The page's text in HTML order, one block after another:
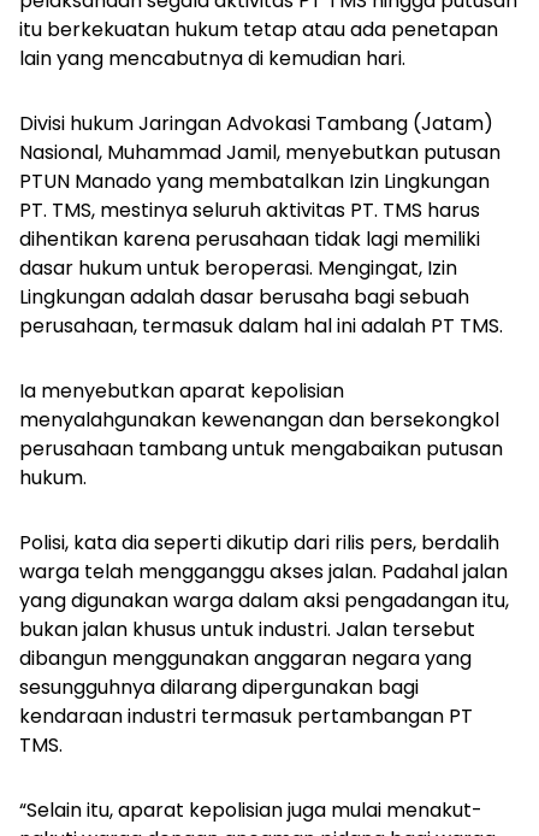
itu berkekuatan hukum tetap atau ada penetapan
lain yang mencabutnya di kemudian hari.
Divisi hukum Jaringan Advokasi Tambang (Jatam)
Nasional, Muhammad Jamil, menyebutkan putusan
PTUN Manado yang membatalkan Izin Lingkungan
PT. TMS, mestinya seluruh aktivitas PT. TMS harus
dihentikan karena perusahaan tidak lagi memiliki
dasar hukum untuk beroperasi. Mengingat, Izin
Lingkungan adalah dasar berusaha bagi sebuah
perusahaan, termasuk dalam hal ini adalah PT TMS.
Ia menyebutkan aparat kepolisian
menyalahgunakan kewenangan dan bersekongkol
perusahaan tambang untuk mengabaikan putusan
hukum.
Polisi, kata dia seperti dikutip dari rilis pers, berdalih
warga telah mengganggu akses jalan. Padahal jalan
yang digunakan warga dalam aksi pengadangan itu,
bukan jalan khusus untuk industri. Jalan tersebut
dibangun menggunakan anggaran negara yang
sesungguhnya dilarang dipergunakan bagi
kendaraan industri termasuk pertambangan PT
TMS.
“Selain itu, aparat kepolisian juga mulai menakut-